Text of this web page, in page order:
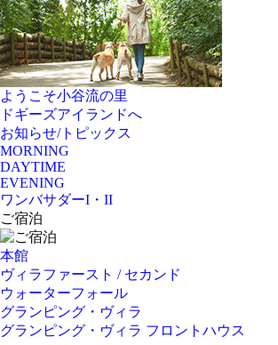
ようこそ小谷流の里
ドギーズアイランドへ
お知らせ/トピックス
MORNING
DAYTIME
EVENING
ワンバサダーI・II
ご宿泊
本館
ヴィラファースト / セカンド
ウォーターフォール
グランピング・ヴィラ
グランピング・ヴィラ フロントハウス